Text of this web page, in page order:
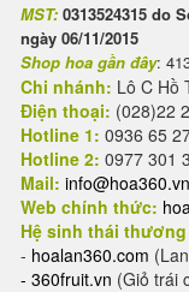
MST: 0313524315 do
ngày 06/11/2015
Shop hoa gần đây:
Chi nhánh: Lô C Hồ
Điện thoại: (028)22
Hotline 1: 0936 65
Hotline 2: 0977 301
Mail: info@hoa360.vn
Web chính thức:
Hệ sinh thái
- hoalan360.com
- 360fruit.vn (Giỏ trái